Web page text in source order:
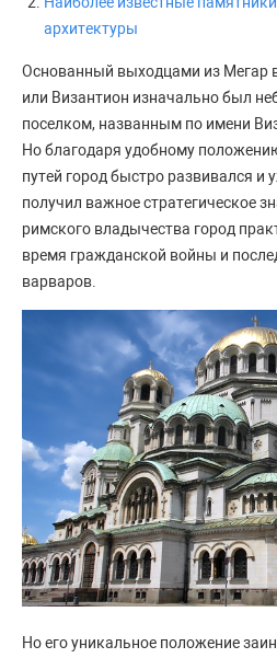
архитектуры
Основанный выходцами из Мегар
или Византион изначально был
поселком, названным по имени
Но благодаря удобному
путей город быстро развивался и
получил важное стратегическое
римского владычества город
время гражданской войны и
варваров.
Но его уникальное положение